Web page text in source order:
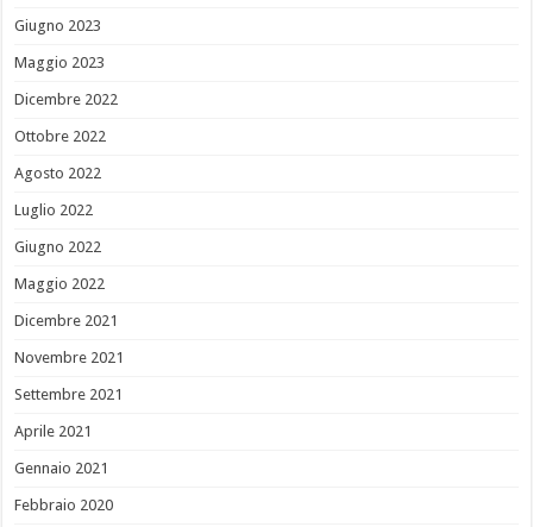
Giugno 2023
Maggio 2023
Dicembre 2022
Ottobre 2022
Agosto 2022
Luglio 2022
Giugno 2022
Maggio 2022
Dicembre 2021
Novembre 2021
Settembre 2021
Aprile 2021
Gennaio 2021
Febbraio 2020